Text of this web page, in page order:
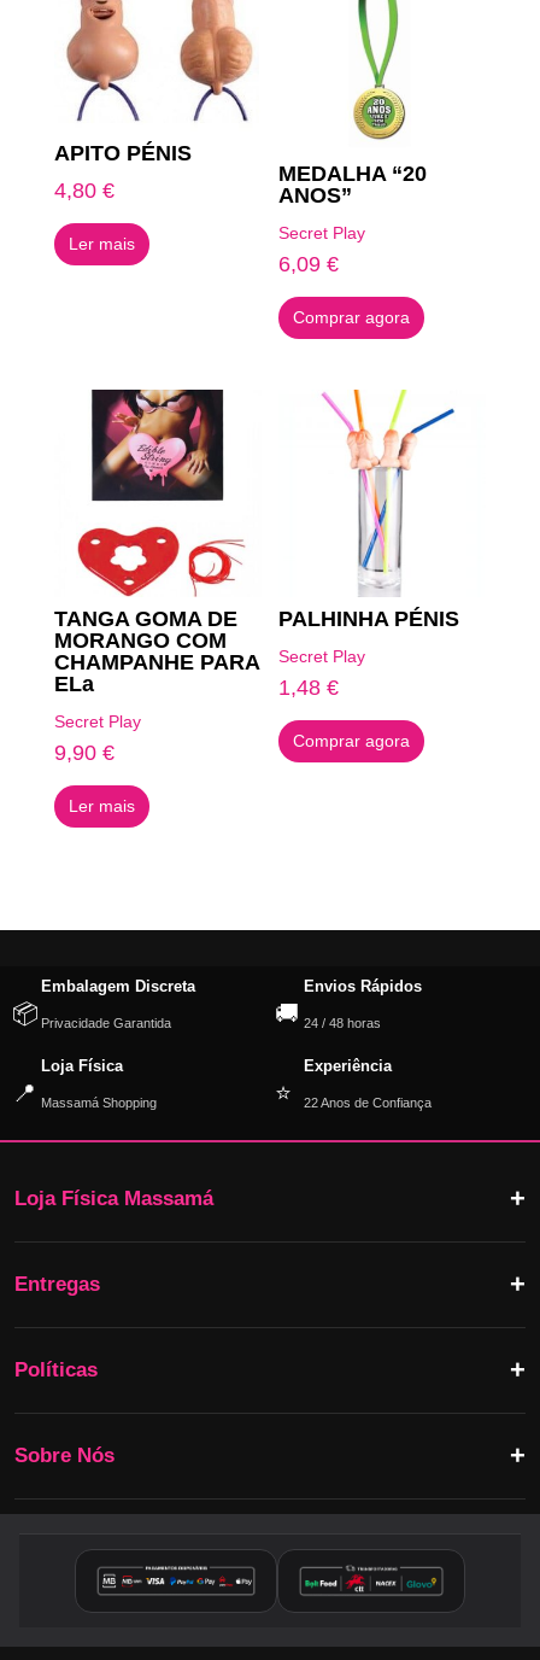
APITO PÉNIS
4,80 €
Ler mais
MEDALHA “20
ANOS”
Secret Play
6,09€
Comprar agora
TANGA GOMA DE
MORANGO COM
CHAMPANHE PARA
ELa
Secret Play
9,90 €
Ler mais
PALHINHA PÉNIS
Secret Play
1,48€
Comprar agora
📦
Embalagem Discreta
Privacidade Garantida 🚚
Envios Rápidos
24 / 48 horas
📍
Loja Física
Massamá Shopping ⭐
Experiência
22 Anos de Confiança
Loja Física Massamá
Entregas
Políticas
Sobre Nós